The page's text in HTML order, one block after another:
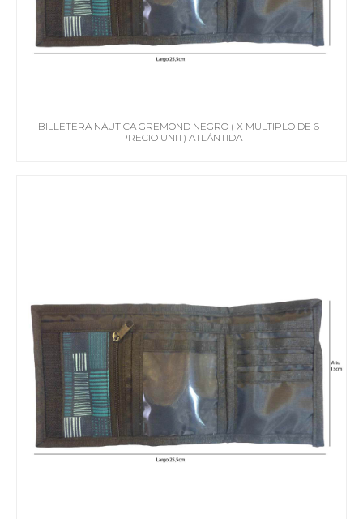
BILLETERA NÁUTICA GREMOND NEGRO ( X MÚLTIPLO DE 6 -
PRECIO UNIT) ATLÁNTIDA